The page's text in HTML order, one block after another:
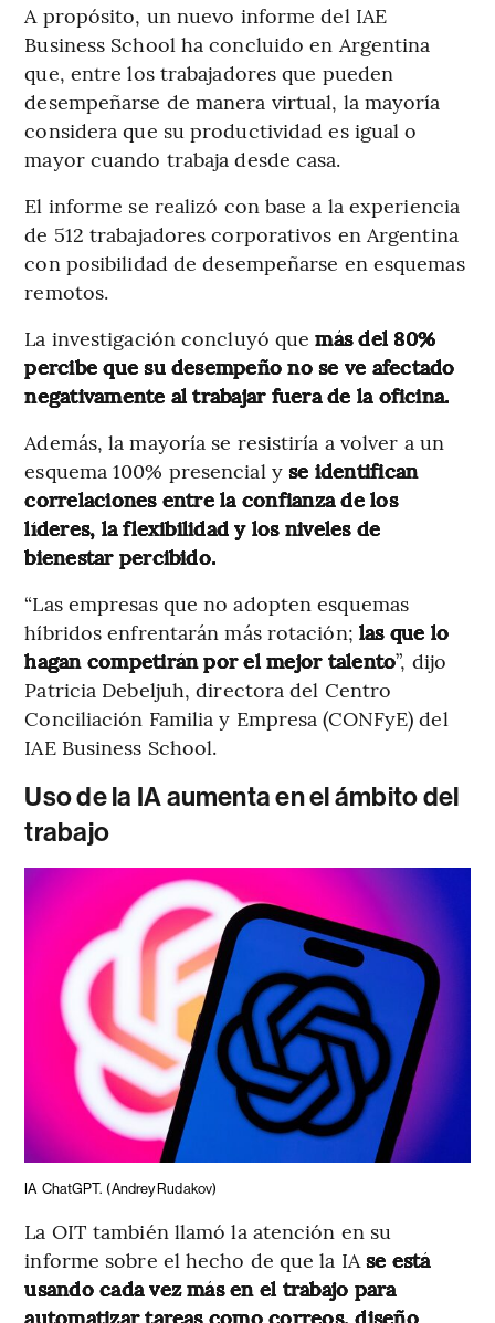
A propósito, un nuevo informe del IAE
Business School ha concluido en Argentina
que, entre los trabajadores que pueden
desempeñarse de manera virtual, la mayoría
considera que su productividad es igual o
mayor cuando trabaja desde casa.
El informe se realizó con base a la experiencia
de 512 trabajadores corporativos en Argentina
con posibilidad de desempeñarse en esquemas
remotos.
La investigación concluyó quemás del 80%
percibe que su desempeño no se ve afectado
negativamente al trabajar fuera de la oficina.
Además, la mayoría se resistiría a volver a un
esquema 100% presencial y se identifican
correlaciones entre la confianza de los
líderes, la flexibilidad y los niveles de
bienestar percibido.
“Las empresas que no adopten esquemas
híbridos enfrentarán más rotación; las que lo
hagan competirán por el mejor talento”, dijo
Patricia Debeljuh, directora del Centro
Conciliación Familia y Empresa (CONFyE) del
IAE Business School.
Uso de la IA aumenta en el ámbito del
trabajo
IA ChatGPT. (Andrey Rudakov)
La OIT también llamó la atención en su
informe sobre el hecho de que la IA se está
usando cada vez más en el trabajo para
automatizar tareas como correos, diseño